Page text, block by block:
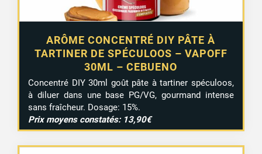
ARÔME CONCENTRÉ DIY PÂTE À
TARTINER DE SPÉCULOOS – VAPOFF
30ML – CEBUENO
Concentré DIY 30ml goût pâte à tartiner spéculoos,
à diluer dans une base PG/VG, gourmand intense
sans fraîcheur. Dosage: 15%.
Prix moyens constatés: 13,90€